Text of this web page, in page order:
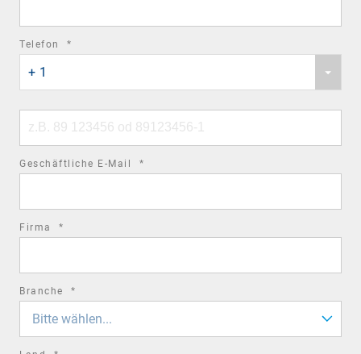
Telefon *
country
code
+ 1
number
Geschäftliche E-Mail *
Firma *
Branche *
Bitte wählen...